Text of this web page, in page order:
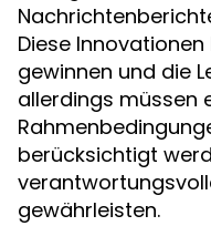
Diese
gewinnen und die
allerdings müssen
berücksichtigt
gewährleisten.